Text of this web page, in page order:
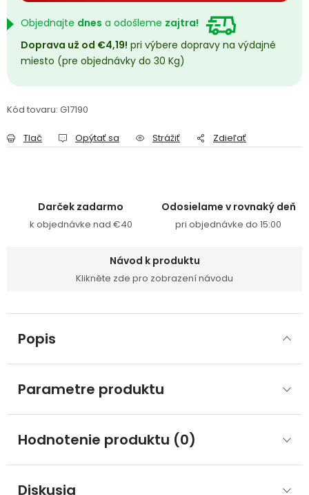
Registrace
Objednajte dnes a odošleme zajtra!
Doprava už od €4,19! pri výbere dopravy na výdajné
miesto (pre objednávky do 30 Kg)
Kód tovaru: G17190
Tlač Opýtať sa Strážiť Zdieľať
Darček zadarmo
k objednávke nad €40
Odosielame v rovnaký deň
pri objednávke do 15:00
Návod k produktu
Klikněte zde pro zobrazení návodu
Popis
Parametre produktu
Hodnotenie produktu (0)
Diskusia